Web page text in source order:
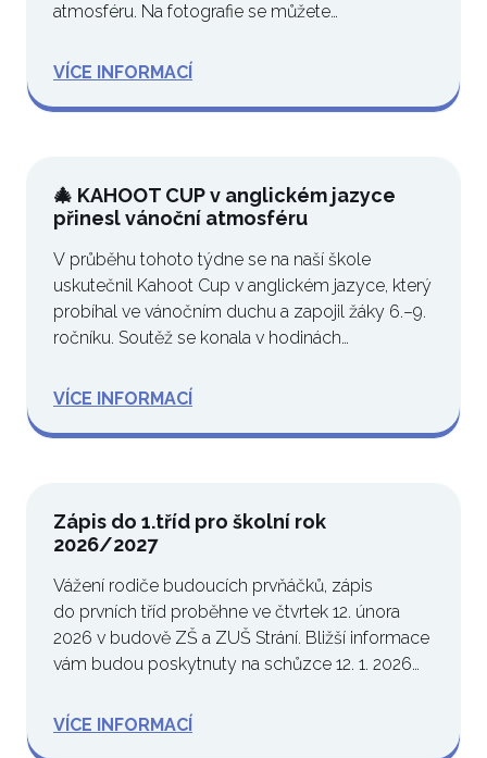
atmosféru. Na fotografie se můžete…
VÍCE INFORMACÍ
🎄 KAHOOT CUP v anglickém jazyce
přinesl vánoční atmosféru
V průběhu tohoto týdne se na naší škole
uskutečnil Kahoot Cup v anglickém jazyce, který
probíhal ve vánočním duchu a zapojil žáky 6.–9.
ročníku. Soutěž se konala v hodinách…
VÍCE INFORMACÍ
Zápis do 1.tříd pro školní rok
2026/2027
Vážení rodiče budoucích prvňáčků, zápis
do prvních tříd proběhne ve čtvrtek 12. února
2026 v budově ZŠ a ZUŠ Strání. Bližší informace
vám budou poskytnuty na schůzce 12. 1. 2026…
VÍCE INFORMACÍ